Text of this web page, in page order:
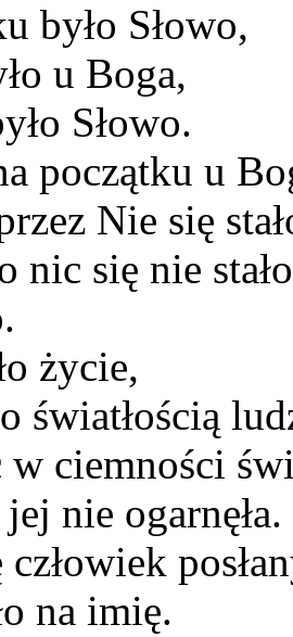
było Słowo,
u Boga,
Słowo.
początku u
Nie się
nic się nie
życie,
światłością
w ciemności
nie ogarnęła.
człowiek
na imię.